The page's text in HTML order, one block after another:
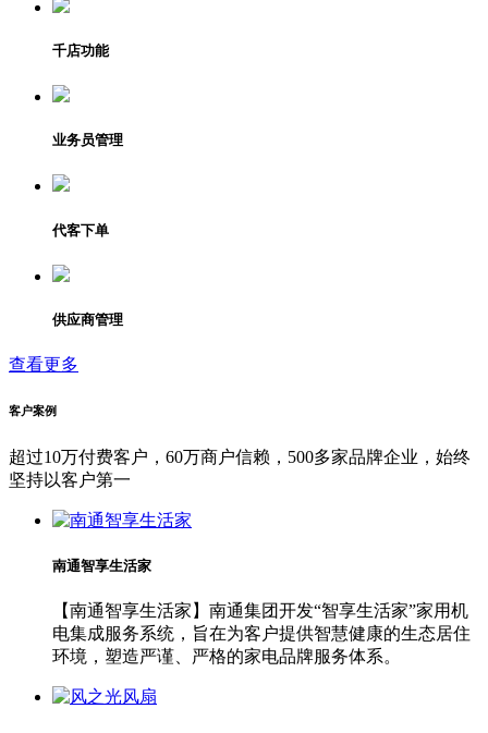
千店功能
业务员管理
代客下单
供应商管理
查看更多
客户案例
超过10万付费客户，60万商户信赖，500多家品牌企业，始终
坚持以客户第一
南通智享生活家
【南通智享生活家】南通集团开发“智享生活家”家用机
电集成服务系统，旨在为客户提供智慧健康的生态居住
环境，塑造严谨、严格的家电品牌服务体系。